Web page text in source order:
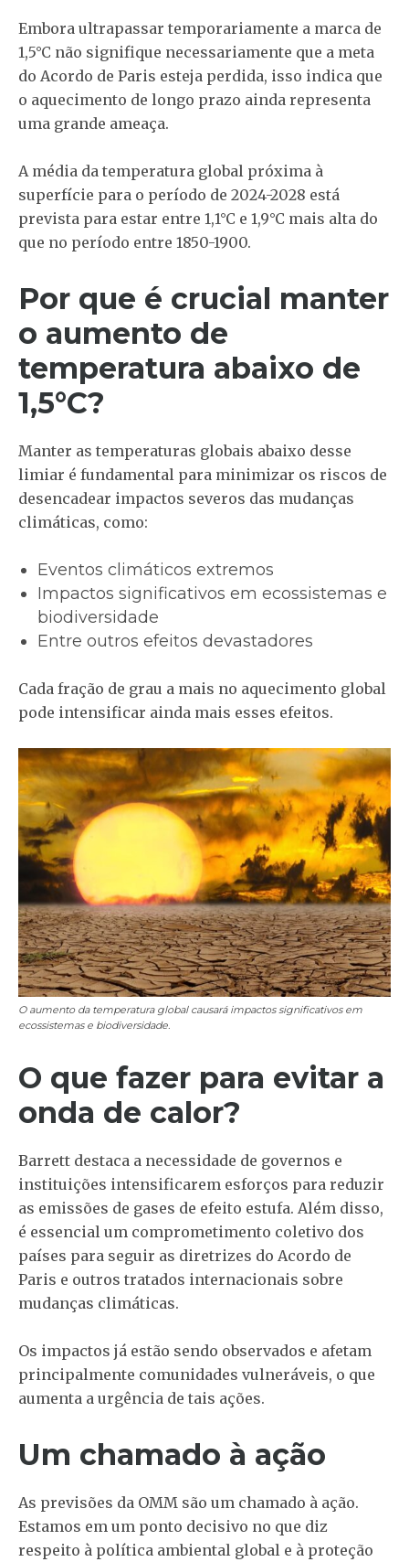
Embora ultrapassar temporariamente a marca de
1,5°C não signifique necessariamente que a meta
do Acordo de Paris esteja perdida, isso indica que
o aquecimento de longo prazo ainda representa
uma grande ameaça.
A média da temperatura global próxima à
superfície para o período de 2024-2028 está
prevista para estar entre 1,1°C e 1,9°C mais alta do
que no período entre 1850-1900.
Por que é crucial manter
o aumento de
temperatura abaixo de
1,5°C?
Manter as temperaturas globais abaixo desse
limiar é fundamental para minimizar os riscos de
desencadear impactos severos das mudanças
climáticas, como:
Eventos climáticos extremos
Impactos significativos em ecossistemas e
biodiversidade
Entre outros efeitos devastadores
Cada fração de grau a mais no aquecimento global
pode intensificar ainda mais esses efeitos.
O aumento da temperatura global causará impactos significativos em
ecossistemas e biodiversidade.
O que fazer para evitar a
onda de calor?
Barrett destaca a necessidade de governos e
instituições intensificarem esforços para reduzir
as emissões de gases de efeito estufa. Além disso,
é essencial um comprometimento coletivo dos
países para seguir as diretrizes do Acordo de
Paris e outros tratados internacionais sobre
mudanças climáticas.
Os impactos já estão sendo observados e afetam
principalmente comunidades vulneráveis, o que
aumenta a urgência de tais ações.
Um chamado à ação
As previsões da OMM são um chamado à ação.
Estamos em um ponto decisivo no que diz
respeito à política ambiental global e à proteção